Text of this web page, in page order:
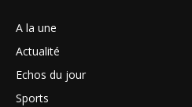
A la une
Actualité
Echos du jour
Sports